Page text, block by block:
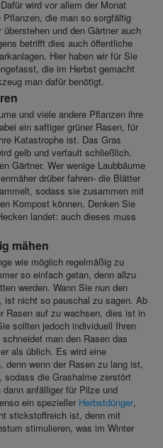
wird vor allem der Monat
die man so sorgfältig
und den Gärtner auch
betrifft dies auch öffentliche
Hier haben wir für Sie
die im Herbst gemacht
man dafür benötigt.
und viele andere Pflanzen ihre
ein saftiger grüner Rasen, für
Katastrophe ist. Das Gras
gelb und verfault schließlich.
Gärtner. Wer wenige Laubbäume
drüber fahren- die Blätter
sodass sie zusammen mit
Kompost können. Denken Sie
landet: auch dieses muss
mähen
wie möglich regelmäßig zu
so einfach getan, denn allzu
werden. Wann Sie nun den
ist nicht so pauschal zu sagen. Ab
Rasen auf zu wachsen, dies ist in
sollten jedoch individuell Ihren
man den Rasen das
als üblich. Es wird eine
denn wenn der Rasen zu lang ist,
sodass die Grashalme zerstört
anfälliger für Pilze und
ein spezieller Herbstdünger,
stickstoffreich ist, denn mit
stimulieren, was im Winter